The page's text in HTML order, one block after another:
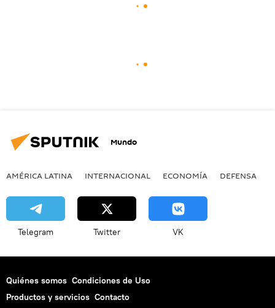
Mundo
AMÉRICA LATINA INTERNACIONAL ECONOMÍA DEFENSA
Telegram Twitter VK
Quiénes somos Condiciones de Uso
Productos y servicios Contacto